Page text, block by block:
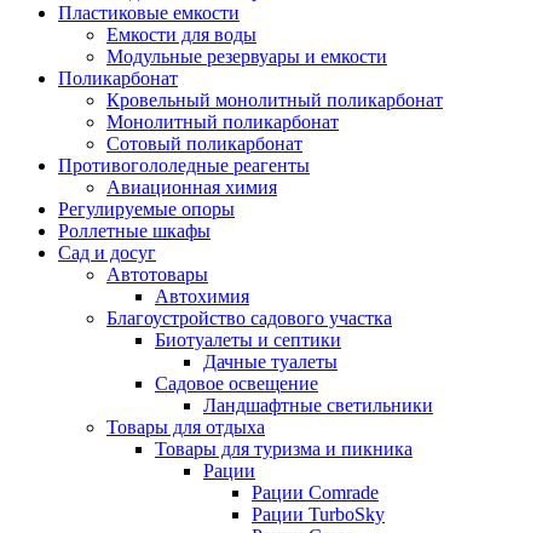
Пластиковые емкости
Емкости для воды
Модульные резервуары и емкости
Поликарбонат
Кровельный монолитный поликарбонат
Монолитный поликарбонат
Сотовый поликарбонат
Противогололедные реагенты
Авиационная химия
Регулируемые опоры
Роллетные шкафы
Сад и досуг
Автотовары
Автохимия
Благоустройство садового участка
Биотуалеты и септики
Дачные туалеты
Садовое освещение
Ландшафтные светильники
Товары для отдыха
Товары для туризма и пикника
Рации
Рации Comrade
Рации TurboSky